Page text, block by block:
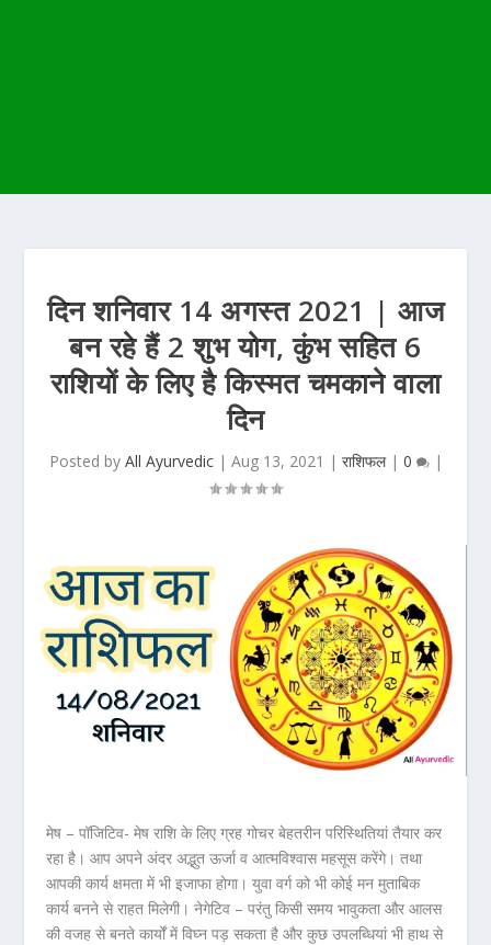
दिन शनिवार 14 अगस्त 2021 | आज
बन रहे हैं 2 शुभ योग, कुंभ सहित 6
राशियों के लिए है किस्मत चमकाने वाला
दिन
Posted by All Ayurvedic| Aug 13, 2021 | राशिफल| 0 |
मेष – पॉजिटिव- मेष राशि के लिए ग्रह गोचर बेहतरीन परिस्थितियां तैयार कर
रहा है। आप अपने अंदर अद्भुत ऊर्जा व आत्मविश्वास महसूस करेंगे। तथा
आपकी कार्य क्षमता में भी इजाफा होगा। युवा वर्ग को भी कोई मन मुताबिक
कार्य बनने से राहत मिलेगी। नेगेटिव – परंतु किसी समय भावुकता और आलस
की वजह से बनते कार्यों में विघ्न पड़ सकता है और कुछ उपलब्धियां भी हाथ से